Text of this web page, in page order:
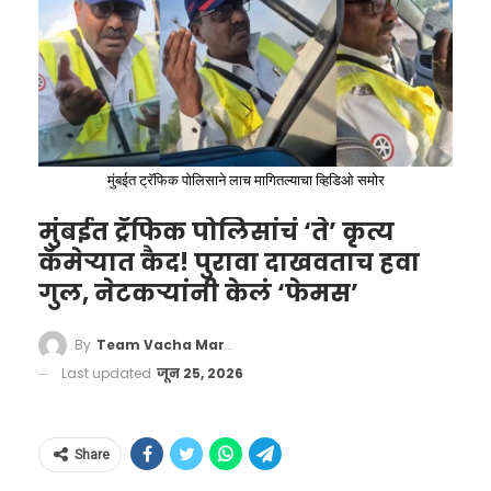
आणि दूरदर्शनवर सामना पाहणाऱ्या करोडो चाहत्यांना
समजावेत, यासाठी मुख्य पंचांनी मायक्रोफोनवरून थेट
घोषणा करण्याचा नियम करण्यात आला आहे. ही घोषणा
आंतरराष्ट्रीय स्तरावर सर्वांना समजावी म्हणून ‘इंग्रजी’
भाषेत करणे बंधनकारक आहे.
मुंबईत ट्रॅफिक पोलिसाने लाच मागितल्याचा व्हिडिओ समोर
मुंबईत ट्रॅफिक पोलिसांचं ‘ते’ कृत्य
कॅमेऱ्यात कैद! पुरावा दाखवताच हवा
गुल, नेटकऱ्यांनी केलं ‘फेमस’
By Team Vacha Marathi
Last updated जून 25, 2026
Share